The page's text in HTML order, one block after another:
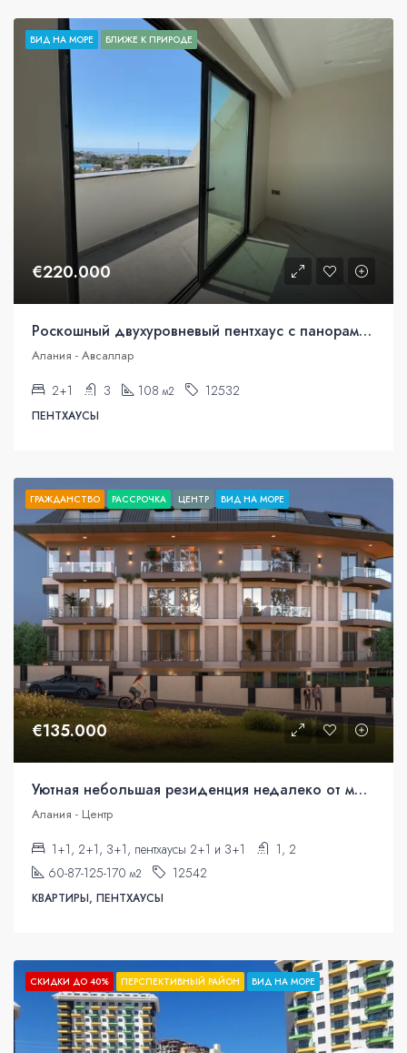
ВИД НА МОРЕ БЛИЖЕ К ПРИРОДЕ
€220.000
Роскошный двухуровневый пентхаус с панорамным видом на море в Авсалларе, Аланья
Алания - Авсаллар
2+1 3 108 м2 12532
ПЕНТХАУСЫ
ГРАЖДАНСТВО РАССРОЧКА ЦЕНТР ВИД НА МОРЕ
€135.000
Уютная небольшая резиденция недалеко от моря. Квартиры в рассрочку.
Алания - Центр
1+1, 2+1, 3+1, пентхаусы 2+1 и 3+1
1, 2
60-87-125-170 м2 12542
КВАРТИРЫ, ПЕНТХАУСЫ
СКИДКИ ДО 40% ПЕРСПЕКТИВНЫЙ РАЙОН ВИД НА МОРЕ